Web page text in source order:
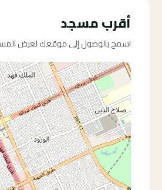
أقرب مسجد
اسمح بالوصول إلى موقعك لعرض